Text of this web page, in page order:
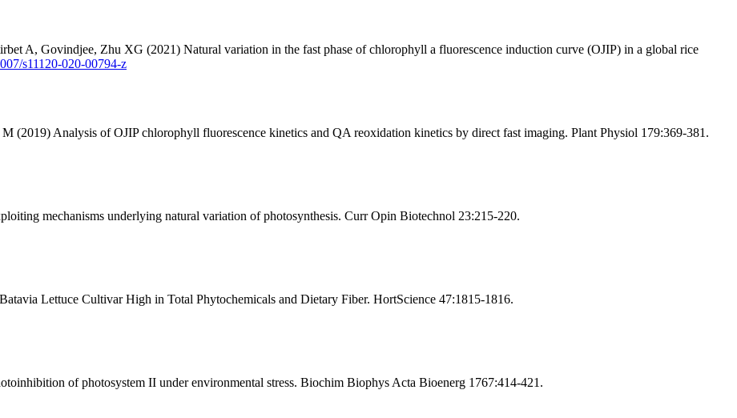
A, Govindjee, Zhu XG (2021) Natural variation in the fast phase of chlorophyll a fluorescence induction curve (OJIP) in a global rice
s11120-020-00794-z
(2019) Analysis of OJIP chlorophyll fluorescence kinetics and QA reoxidation kinetics by direct fast imaging. Plant Physiol 179:369-381.
mechanisms underlying natural variation of photosynthesis. Curr Opin Biotechnol 23:215-220.
Lettuce Cultivar High in Total Phytochemicals and Dietary Fiber. HortScience 47:1815-1816.
of photosystem II under environmental stress. Biochim Biophys Acta Bioenerg 1767:414-421.